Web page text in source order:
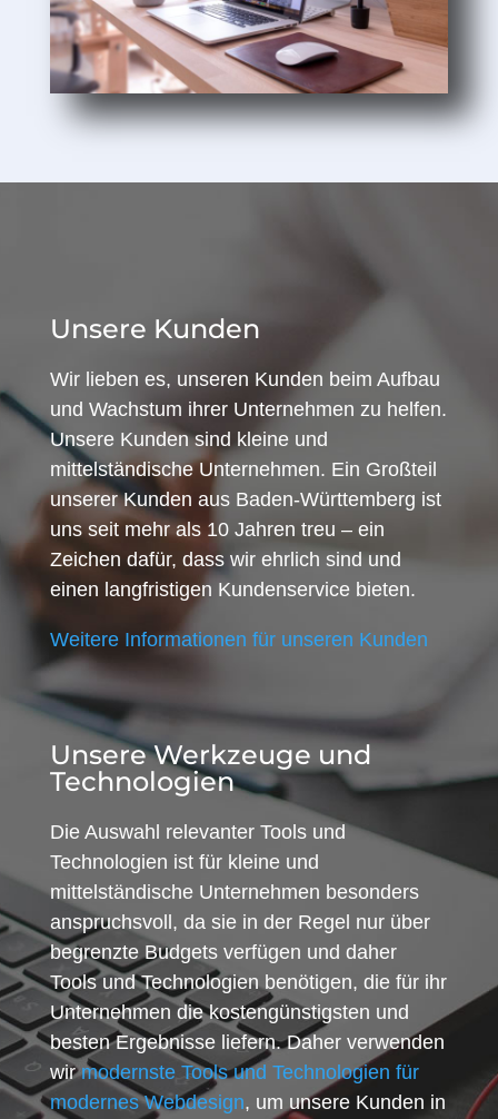
Unsere Kunden
Wir lieben es, unseren Kunden beim Aufbau
und Wachstum ihrer Unternehmen zu helfen.
Unsere Kunden sind kleine und
mittelständische Unternehmen. Ein Großteil
unserer Kunden aus Baden-Württemberg ist
uns seit mehr als 10 Jahren treu – ein
Zeichen dafür, dass wir ehrlich sind und
einen langfristigen Kundenservice bieten.
Weitere Informationen für unseren Kunden
Unsere Werkzeuge und
Technologien
Die Auswahl relevanter Tools und
Technologien ist für kleine und
mittelständische Unternehmen besonders
anspruchsvoll, da sie in der Regel nur über
begrenzte Budgets verfügen und daher
Tools und Technologien benötigen, die für ihr
Unternehmen die kostengünstigsten und
besten Ergebnisse liefern. Daher verwenden
wirmodernste Tools und Technologien für
modernes Webdesign, um unsere Kunden in